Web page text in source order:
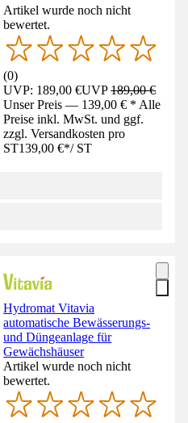
Artikel wurde noch nicht
bewertet.
(0)
UVP: 189,00 €UVP189,00 €
Unser Preis — 139,00 € * Alle
Preise inkl. MwSt. und ggf.
zzgl. Versandkosten pro
ST139,00 €*/ ST
Hydromat Vitavia
automatische Bewässerungs-
und Düngeanlage für
Gewächshäuser
Artikel wurde noch nicht
bewertet.